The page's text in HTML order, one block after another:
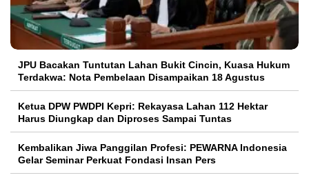
JPU Bacakan Tuntutan Lahan Bukit Cincin, Kuasa Hukum
Terdakwa: Nota Pembelaan Disampaikan 18 Agustus
Ketua DPW PWDPI Kepri: Rekayasa Lahan 112 Hektar
Harus Diungkap dan Diproses Sampai Tuntas
Kembalikan Jiwa Panggilan Profesi: PEWARNA Indonesia
Gelar Seminar Perkuat Fondasi Insan Pers